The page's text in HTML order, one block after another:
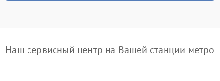
Наш сервисный центр на Вашей станции метро